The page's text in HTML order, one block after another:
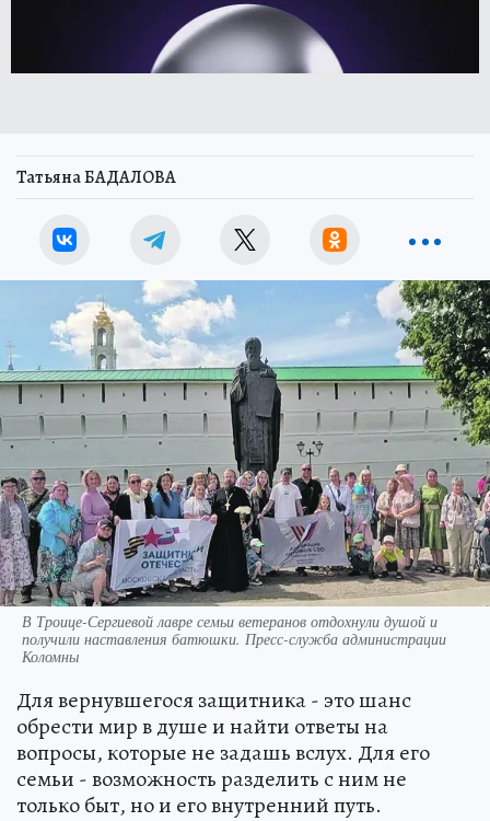
Татьяна БАДАЛОВА
В Троице-Сергиевой лавре семьи ветеранов отдохнули душой и
получили наставления батюшки. Пресс-служба администрации
Коломны
Для вернувшегося защитника - это шанс
обрести мир в душе и найти ответы на
вопросы, которые не задашь вслух. Для его
семьи - возможность разделить с ним не
только быт, но и его внутренний путь.